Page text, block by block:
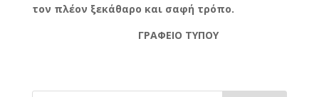
τον πλέον ξεκάθαρο και σαφή τρόπο.
ΓΡΑΦΕΙΟ ΤΥΠΟΥ